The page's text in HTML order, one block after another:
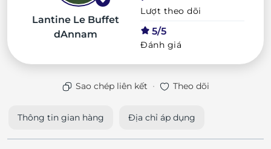
Lantine Le Buffet
dAnnam
Lượt theo dõi
5/5
Đánh giá
Sao chép liên kết · Theo dõi
Thông tin gian hàng Địa chỉ áp dụng